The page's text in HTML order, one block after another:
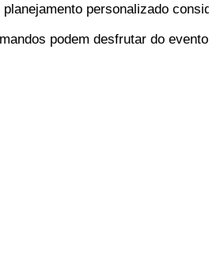
planejamento personalizado
podem desfrutar do